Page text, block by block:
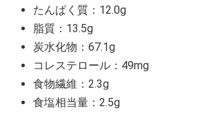
たんぱく質：12.0g
脂質：13.5g
炭水化物：67.1g
コレステロール：49mg
食物繊維：2.3g
食塩相当量：2.5g